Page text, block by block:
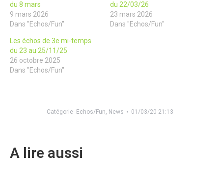
du 8 mars
9 mars 2026
Dans "Echos/Fun"
du 22/03/26
23 mars 2026
Dans "Echos/Fun"
Les échos de 3e mi-temps
du 23 au 25/11/25
26 octobre 2025
Dans "Echos/Fun"
Catégorie Echos/Fun, News 01/03/20 21:13
A lire aussi